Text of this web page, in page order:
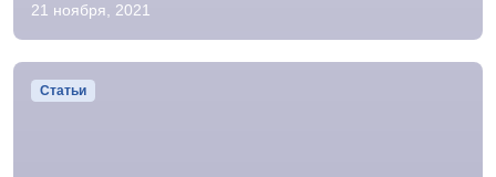
21 ноября, 2021
Статьи